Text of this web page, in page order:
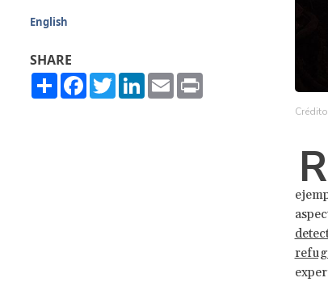
English
SHARE
ShareFacebook
TwitterLinkedIn
Email
R